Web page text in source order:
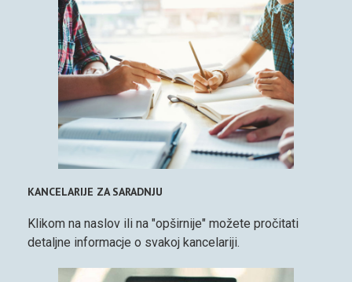
KANCELARIJE ZA SARADNJU
Klikom na naslov ili na "opširnije" možete pročitati
detaljne informacje o svakoj kancelariji.